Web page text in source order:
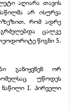
აღიარა თავის
არ ისურვა
რომ ადრე
ცალკე
წიგნი 5.
განიყვნენ ორ
უწოდეს
ნაწილი I. პირველი